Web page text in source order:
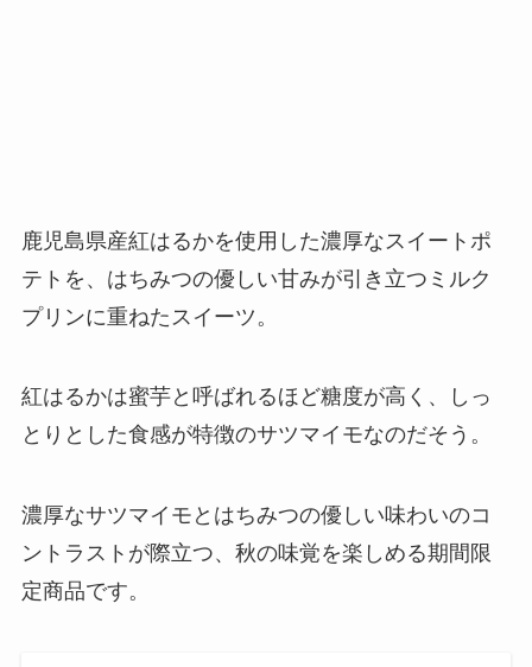
鹿児島県産紅はるかを使用した濃厚なスイートポ
テトを、はちみつの優しい甘みが引き立つミルク
プリンに重ねたスイーツ。
紅はるかは蜜芋と呼ばれるほど糖度が高く、しっ
とりとした食感が特徴のサツマイモなのだそう。
濃厚なサツマイモとはちみつの優しい味わいのコ
ントラストが際立つ、秋の味覚を楽しめる期間限
定商品です。